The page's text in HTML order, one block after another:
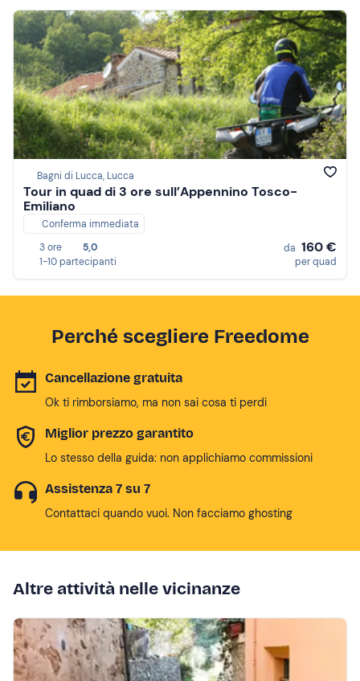
Bagni di Lucca, Lucca
Tour in quad di 3 ore sull’Appennino Tosco-
Emiliano
Conferma immediata
3 ore
5,0
1-10 partecipanti
da 160 €
per quad
Perché scegliere Freedome
Cancellazione gratuita
Ok ti rimborsiamo, ma non sai cosa ti perdi
Miglior prezzo garantito
Lo stesso della guida: non applichiamo commissioni
Assistenza 7 su 7
Contattaci quando vuoi. Non facciamo ghosting
Altre attività nelle vicinanze